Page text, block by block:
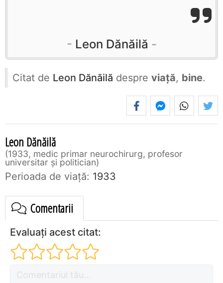
Leon Dănăilă
Citat de Leon Dănăilă despre viață, bine.
Leon Dănăilă
1933, medic primar neurochirurg, profesor
universitar și politician
Perioada de viaţă: 1933
Comentarii
Evaluați acest citat: